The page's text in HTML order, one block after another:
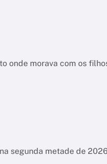
onde morava com os
segunda metade de